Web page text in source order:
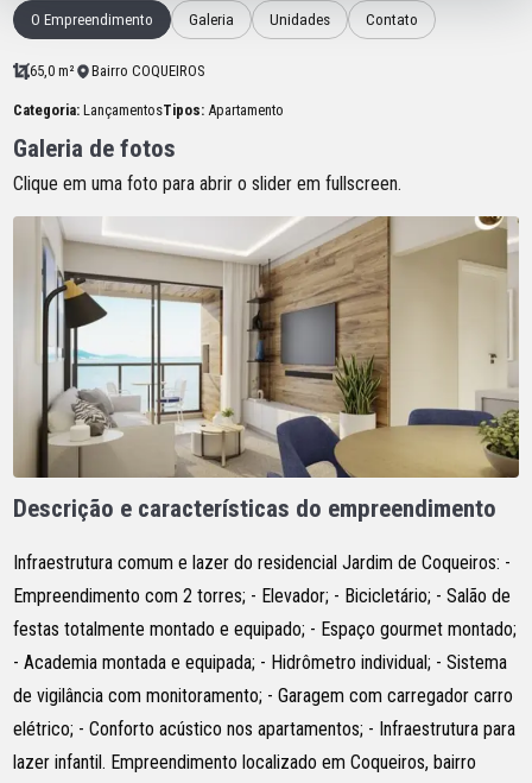
O Empreendimento Galeria Unidades Contato
65,0 m² Bairro COQUEIROS
Categoria: LançamentosTipos: Apartamento
Galeria de fotos
Clique em uma foto para abrir o slider em fullscreen.
Descrição e características do empreendimento
Infraestrutura comum e lazer do residencial Jardim de Coqueiros: -
Empreendimento com 2 torres; - Elevador; - Bicicletário; - Salão de
festas totalmente montado e equipado; - Espaço gourmet montado;
- Academia montada e equipada; - Hidrômetro individual; - Sistema
de vigilância com monitoramento; - Garagem com carregador carro
elétrico; - Conforto acústico nos apartamentos; - Infraestrutura para
lazer infantil. Empreendimento localizado em Coqueiros, bairro